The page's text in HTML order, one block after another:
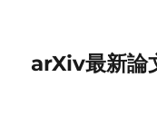
arXiv最新論